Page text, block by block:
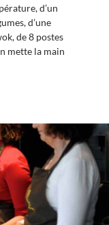
d’un
d’une
de 8 postes
mette la main